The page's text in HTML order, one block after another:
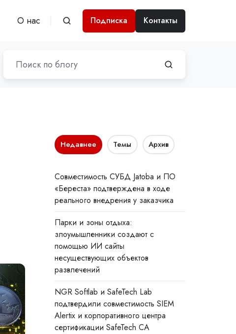
О нас Подписка Контакты
Недавнее Темы Архив
Совместимость СУБД Jatoba и ПО
«Береста» подтверждена в ходе
реального внедрения у заказчика
Парки и зоны отдыха:
злоумышленники создают с
помощью ИИ сайты
несуществующих объектов
развлечений
NGR Softlab и SafeTech Lab
подтвердили совместимость SIEM
Alertix и корпоративного центра
сертификации SafeTech CA